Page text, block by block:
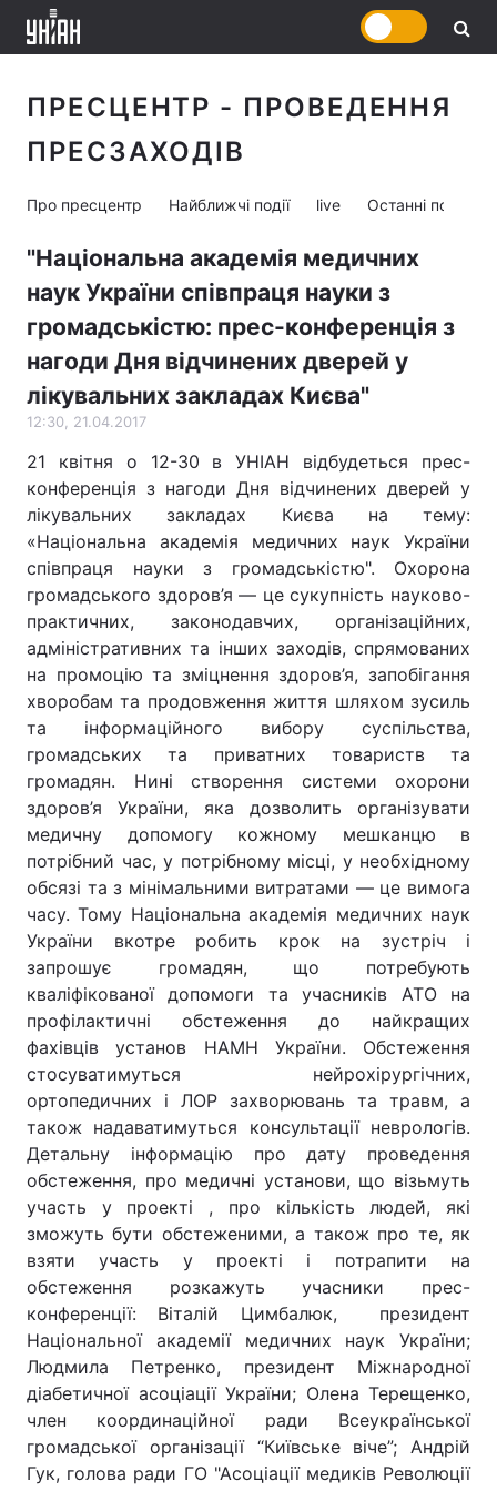
Головна
Україна Політика
Економіка Світ
Спорт Наука
Техно і зв'язок
Зброя Інциденти
Здоров'я Туризм
Цікавинки Погода
Екологія Регіони
ПРЕСЦЕНТР - ПРОВЕДЕННЯ
ПРЕСЗАХОДІВ
Про пресцентр Найближчі події live Останні події
"Національна академія медичних
наук України співпраця науки з
громадськістю: прес-конференція з
нагоди Дня відчинених дверей у
лікувальних закладах Києва"
12:30, 21.04.2017
21 квітня о 12-30 в УНІАН відбудеться прес-
конференція з нагоди Дня відчинених дверей у
лікувальних закладах Києва на тему:
«Національна академія медичних наук України
співпраця науки з громадськістю". Охорона
громадського здоров’я — це сукупність науково-
практичних, законодавчих, організаційних,
адміністративних та інших заходів, спрямованих
на промоцію та зміцнення здоров’я, запобігання
хворобам та продовження життя шляхом зусиль
та інформаційного вибору суспільства,
громадських та приватних товариств та
громадян. Нині створення системи охорони
здоров’я України, яка дозволить організувати
медичну допомогу кожному мешканцю в
потрібний час, у потрібному місці, у необхідному
обсязі та з мінімальними витратами — це вимога
часу. Тому Національна академія медичних наук
України вкотре робить крок на зустріч і
запрошує громадян, що потребують
кваліфікованої допомоги та учасників АТО на
профілактичні обстеження до найкращих
фахівців установ НАМН України. Обстеження
стосуватимуться нейрохірургічних,
ортопедичних і ЛОР захворювань та травм, а
також надаватимуться консультації неврологів.
Детальну інформацію про дату проведення
обстеження, про медичні установи, що візьмуть
участь у проекті , про кількість людей, які
зможуть бути обстеженими, а також про те, як
взяти участь у проекті і потрапити на
обстеження розкажуть учасники прес-
конференції: Віталій Цимбалюк, президент
Національної академії медичних наук України;
Людмила Петренко, президент Міжнародної
діабетичної асоціації України; Олена Терещенко,
член координаційної ради Всеукраїнської
громадської організації “Київське віче”; Андрій
Гук, голова ради ГО "Асоціації медиків Революції